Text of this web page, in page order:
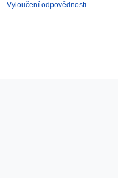
Vyloučení odpovědnosti